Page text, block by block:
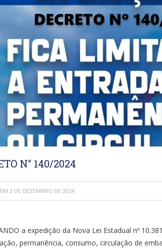
N° 140/2024
EM 3 DE DEZEMBRO DE 2024
a expedição da Nova Lei Estadual nº
permanência, consumo, circulação de